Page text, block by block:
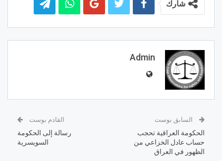
شارك
Admin
السابق بوست
الحكومة العراقية تحجب
حساب عادل الخزاعي من
الظهور في العراق
القادم بوست
رسالة إلى الحكومة
السويسرية